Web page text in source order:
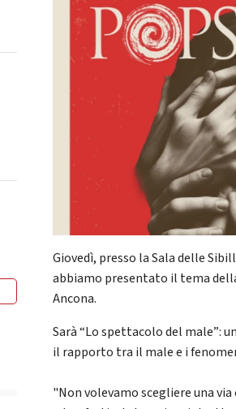
Giovedì, presso la Sala delle
abbiamo presentato il tema
Ancona.
Sarà “Lo spettacolo del male”:
il rapporto tra il male e i
"Non volevamo scegliere una